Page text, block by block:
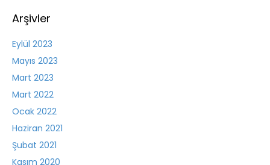
Arşivler
Eylül 2023
Mayıs 2023
Mart 2023
Mart 2022
Ocak 2022
Haziran 2021
Şubat 2021
Kasım 2020